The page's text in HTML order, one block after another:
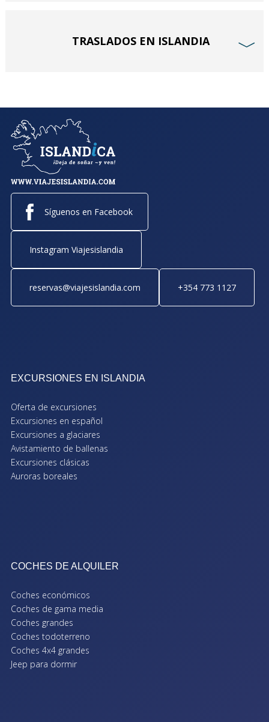
TRASLADOS EN ISLANDIA ﹀
Síguenos en Facebook
Instagram Viajesislandia
reservas@viajesislandia.com +354 773 1127
EXCURSIONES EN ISLANDIA
Oferta de excursiones
Excursiones en español
Excursiones a glaciares
Avistamiento de ballenas
Excursiones clásicas
Auroras boreales
COCHES DE ALQUILER
Coches económicos
Coches de gama media
Coches grandes
Coches todoterreno
Coches 4x4 grandes
Jeep para dormir